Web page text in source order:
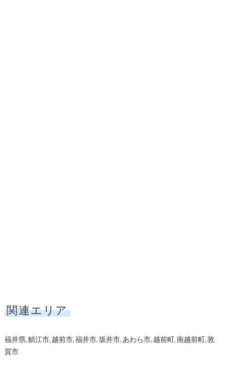
関連エリア
福井県,鯖江市,越前市,福井市,坂井市,あわら市,越前町,南越前町,敦
賀市